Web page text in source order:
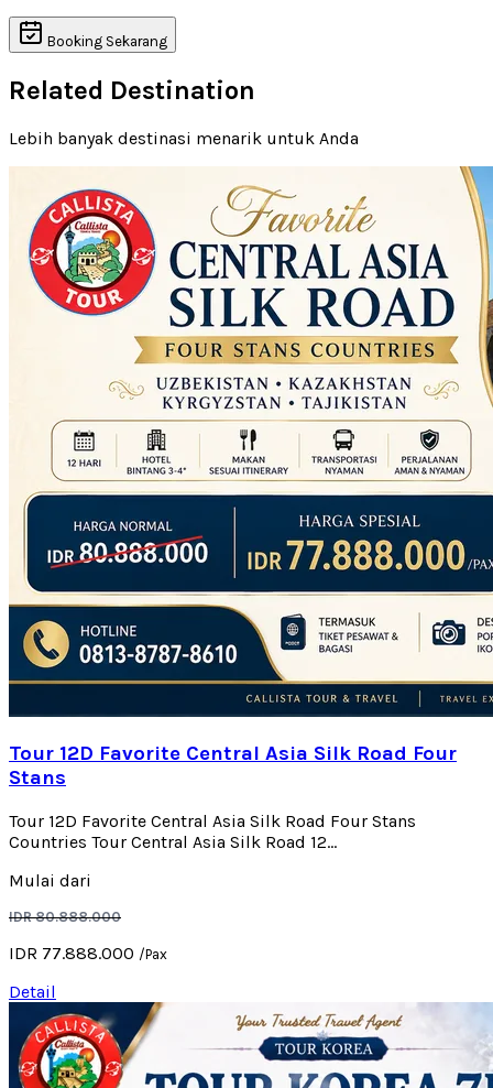
Booking Sekarang
Related Destination
Lebih banyak destinasi menarik untuk Anda
Tour 12D Favorite Central Asia Silk Road Four
Stans
Tour 12D Favorite Central Asia Silk Road Four Stans
Countries Tour Central Asia Silk Road 12...
Mulai dari
IDR 80.888.000
IDR 77.888.000 /Pax
Detail